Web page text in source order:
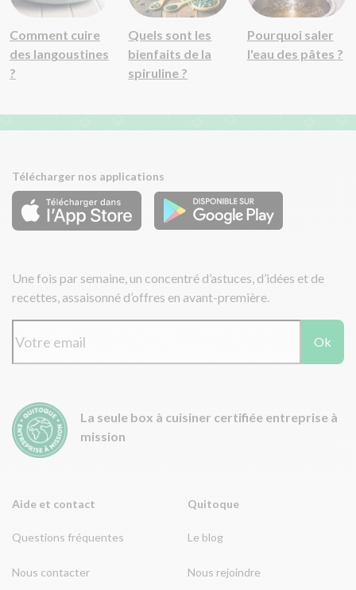
Comment cuire
des langoustines
?
Quels sont les
bienfaits de la
spiruline ?
Pourquoi saler
l'eau des pâtes ?
Aide et contact
Questions fréquentes
Nous contacter
Quitoque
Le blog
Nous rejoindre
Télécharger nos applications
Une fois par semaine, un concentré d’astuces, d’idées et de
recettes, assaisonné d’offres en avant-première.
Ok
La seule box à cuisiner certifiée entreprise à
mission